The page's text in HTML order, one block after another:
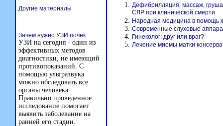
Дефибрилляция, массаж, груша
СЛР при клинической смерти
Народная медицина в помощь
Современные слуховые
Гинеколог: друг или враг?
Лечение миомы матки
Другие материалы
Зачем нужно УЗИ почек
УЗИ на сегодня - один из
эффективных методов
диагностики, не имеющий
противопоказаний. С
помощью ультразвука
можно обследовать все
органы человека.
Правильно проведенное
исследование помогает
выявить заболевание на
ранней его стадии.